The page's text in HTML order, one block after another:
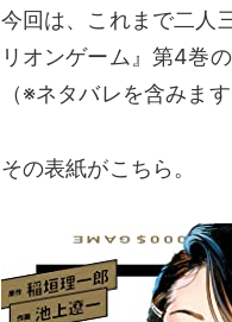
今回は、これまで二人
リオンゲーム』第4巻
（※ネタバレを含みます
その表紙がこちら。